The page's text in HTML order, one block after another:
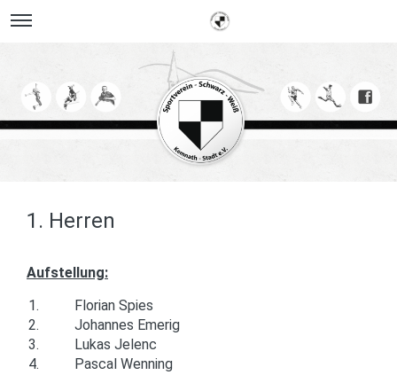
1. Herren
Aufstellung:
1.
Florian Spies
2.
Johannes Emerig
3.
​Lukas Jelenc
4.
Pascal Wenning